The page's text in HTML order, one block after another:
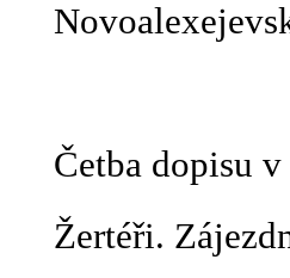
Četba dopisu
Žertéři.